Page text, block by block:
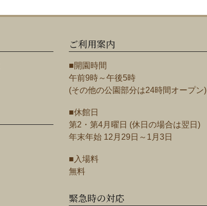
ご利用案内
■開園時間
午前9時～午後5時
(その他の公園部分は24時間オープン)
■休館日
第2・第4月曜日 (休日の場合は翌日)
年末年始 12月29日～1月3日
■入場料
無料
緊急時の対応